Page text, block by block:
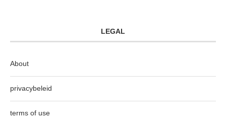
LEGAL
About
privacybeleid
terms of use